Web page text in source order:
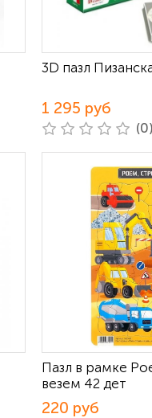
3D пазл
1 295 руб
Пазл в рамке
везем 42 дет
220 руб